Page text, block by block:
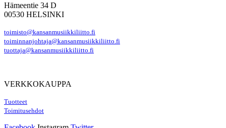
Hämeentie 34 D
00530 HELSINKI
toimisto@kansanmusiikkiliitto.fi
toiminnanjohtaja@kansanmusiikkiliitto.fi
tuottaja@kansanmusiikkiliitto.fi
VERKKOKAUPPA
Tuotteet
Toimitusehdot